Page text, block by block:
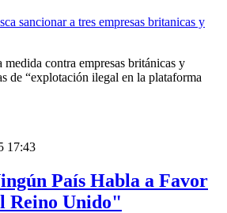
contra empresas británicas y
de “explotación ilegal en la plataforma
17:43
País Habla a Favor
Reino Unido"